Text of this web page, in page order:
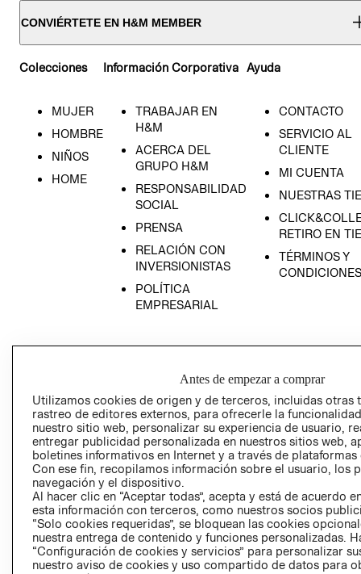
CONVIÉRTETE EN H&M MEMBER
Colecciones
MUJER
HOMBRE
NIÑOS
HOME
Información Corporativa
TRABAJAR EN
H&M
ACERCA DEL
GRUPO H&M
RESPONSABILIDAD
SOCIAL
PRENSA
RELACIÓN CON
INVERSIONISTAS
POLÍTICA
EMPRESARIAL
Ayuda
CONTACTO
SERVICIO AL
CLIENTE
MI CUENTA
NUESTRAS
RETIRO EN
TÉRMINOS Y
CONDICIONES
AVISO DE
PRIVACIDAD
GIFT CARD
AVISO DE
Perú (S/)
Antes de empezar a comprar
Utilizamos cookies de origen y de terceros, incluidas otras
rastreo de editores externos, para ofrecerle la
nuestro sitio web, personalizar su experiencia de usuario,
entregar publicidad personalizada en nuestros sitios web,
boletines informativos en Internet y a través de plataformas
Con ese fin, recopilamos información sobre el usuario, los
navegación y el dispositivo.
Al hacer clic en “Aceptar todas”, acepta y está de acuerdo
esta información con terceros, como nuestros socios
“Solo cookies requeridas”, se bloquean las cookies
nuestra entrega de contenido y funciones personalizadas.
“Configuración de cookies y servicios” para personalizar
nuestro aviso de cookies y uso compartido de datos para